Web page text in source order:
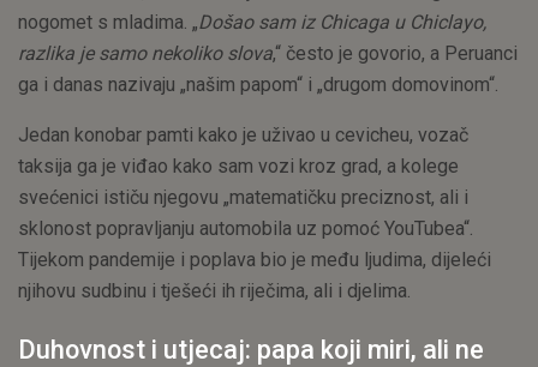
nogomet s mladima. „Došao sam iz Chicaga u Chiclayo,
razlika je samo nekoliko slova,“ često je govorio, a Peruanci
ga i danas nazivaju „našim papom“ i „drugom domovinom“.
Jedan konobar pamti kako je uživao u cevicheu, vozač
taksija ga je viđao kako sam vozi kroz grad, a kolege
svećenici ističu njegovu „matematičku preciznost, ali i
sklonost popravljanju automobila uz pomoć YouTubea“.
Tijekom pandemije i poplava bio je među ljudima, dijeleći
njihovu sudbinu i tješeći ih riječima, ali i djelima.
Duhovnost i utjecaj: papa koji miri, ali ne